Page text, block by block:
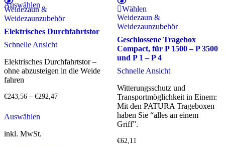
Auswählen
Weidezaun &
Weidezaunzubehör
Elektrisches Durchfahrtstor
Schnelle Ansicht
Elektrisches Durchfahrtstor –
ohne abzusteigen in die Weide
fahren
€243,56 – €292,47
AuswählenProdukt
mehrere
inkl. MwSt.
Wählen
Weidezaun &
Weidezaunzubehör
Geschlossene Tragebox
Compact, für P 1500 – P 3500
und P 1 – P 4
Schnelle Ansicht
Witterungsschutz und
Transportmöglichkeit in Einem:
Mit den PATURA Trageboxen
haben Sie “alles an einem
Griff”.
€62,11